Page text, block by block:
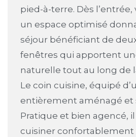
pied-à-terre. Dès
un espace optimisé
séjour bénéficiant de
fenêtres qui apportent
naturelle tout au long de
Le coin cuisine, équipé
entièrement aménagé et
Pratique et bien agencé,
cuisiner confortablement